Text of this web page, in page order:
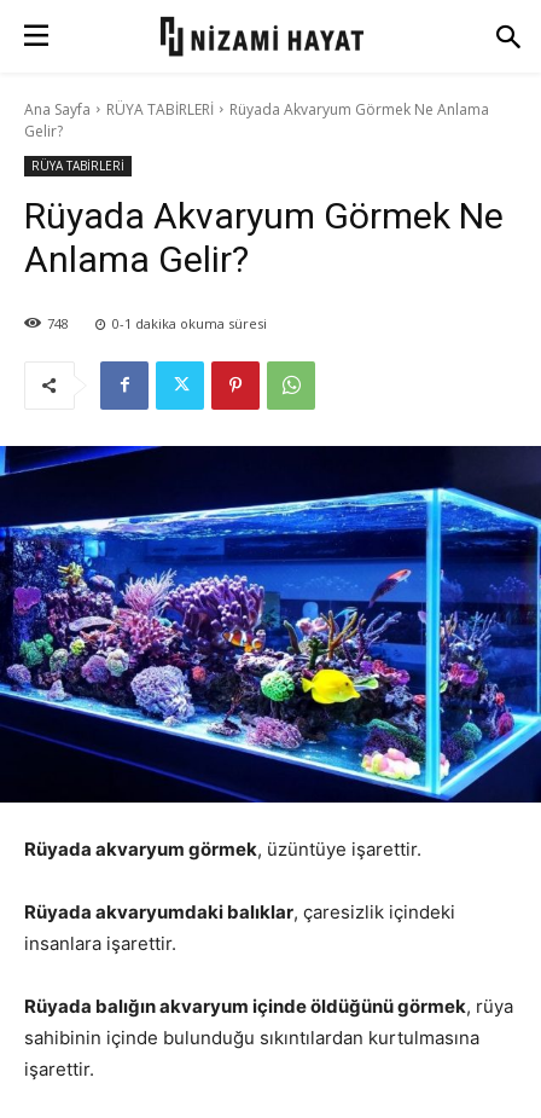
Ana Sayfa RÜYA TABİRLERİ
Rüyada Akvaryum Görmek Ne Anlama
Gelir?
RÜYA TABİRLERİ
Rüyada Akvaryum Görmek Ne
Anlama Gelir?
748 0-1 dakika okuma süresi
Rüyada akvaryum görmek, üzüntüye işarettir.
Rüyada akvaryumdaki balıklar, çaresizlik içindeki
insanlara işarettir.
Rüyada balığın akvaryum içinde öldüğünü görmek, rüya
sahibinin içinde bulunduğu sıkıntılardan kurtulmasına
işarettir.